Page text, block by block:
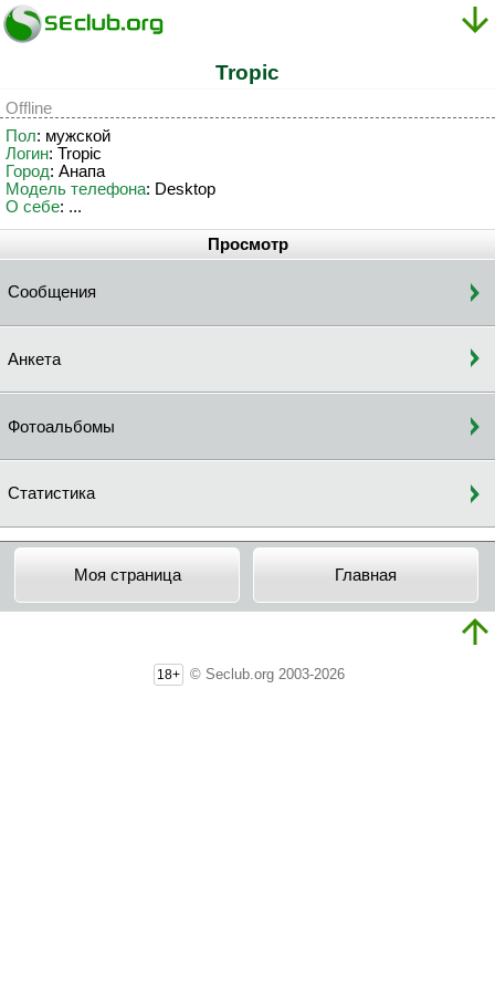
Tropic
Offline
Пол: мужской
Логин: Tropic
Город: Анапа
Модель телефона: Desktop
О себе: ...
Просмотр
Сообщения
Анкета
Фотоальбомы
Статистика
Моя страница Главная
18+ © Seclub.org 2003-2026